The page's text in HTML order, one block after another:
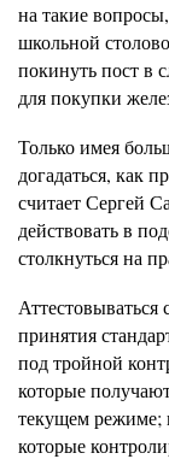
на такие
школьной
покинуть пост в
для покупки
Только имея
догадаться, как
считает Сергей
действовать в
столкнуться на
Аттестовываться
принятия
под тройной
которые
текущем режиме;
которые